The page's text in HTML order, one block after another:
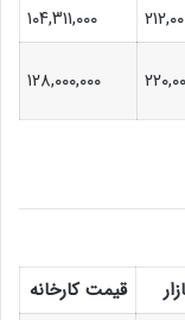
۱۰۴,۳۱۱,۰۰۰
۱۲۸,۰۰۰,۰۰۰
قیمت کارخانه